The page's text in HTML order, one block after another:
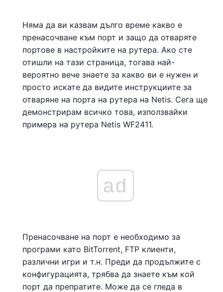
Няма да ви казвам дълго време какво е
пренасочване към порт и защо да отваряте
портове в настройките на рутера. Ако сте
отишли ​​на тази страница, тогава най-
вероятно вече знаете за какво ви е нужен и
просто искате да видите инструкциите за
отваряне на порта на рутера на Netis. Сега ще
демонстрирам всичко това, използвайки
примера на рутера Netis WF2411.
ad
Пренасочване на порт е необходимо за
програми като BitTorrent, FTP клиенти,
различни игри и т.н. Преди да продължите с
конфигурацията, трябва да знаете към кой
порт да препратите. Може да се гледа в